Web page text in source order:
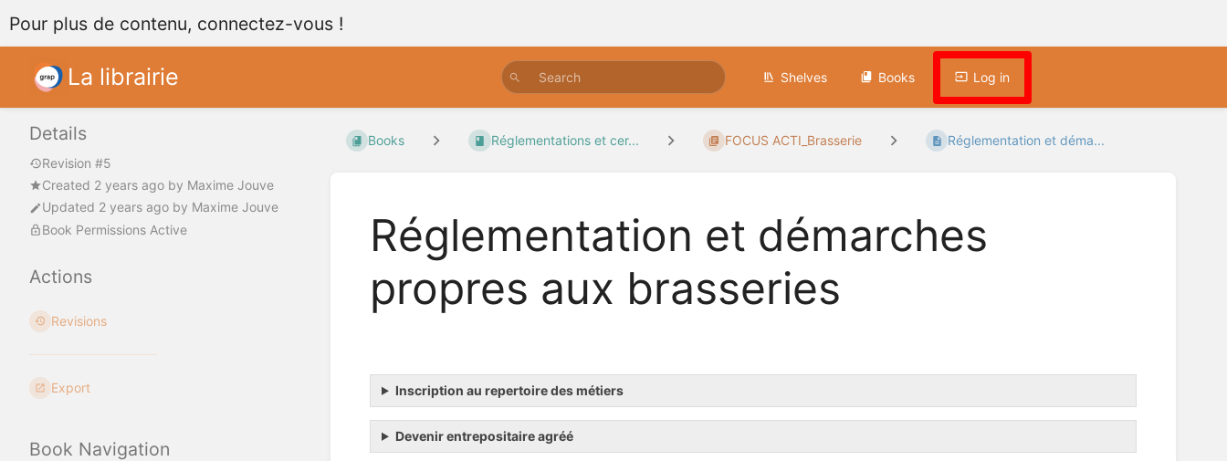
Pour plus de contenu, connectez-vous !
La librairie Shelves Books Log in
Details
Revision #5
Created 2 years ago by Maxime Jouve
Updated 2 years ago by Maxime Jouve
Book Permissions Active
Actions
Revisions
Export
Book Navigation
Books Réglementations et cer... FOCUS ACTI_Brasserie Réglementation et déma...
Réglementation et démarches
propres aux brasseries
Inscription au repertoire des métiers
Devenir entrepositaire agréé